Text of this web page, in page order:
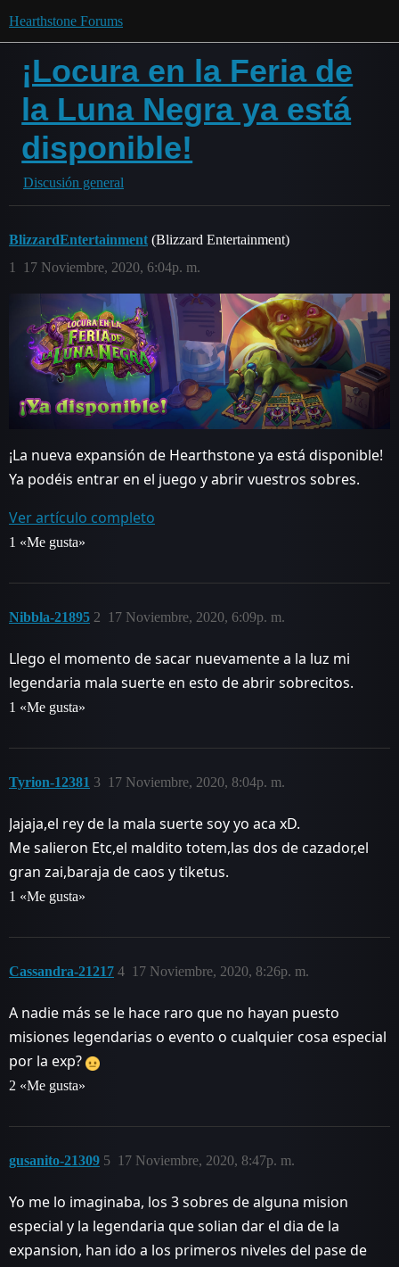
Hearthstone Forums
¡Locura en la Feria de
la Luna Negra ya está
disponible!
Discusión general
BlizzardEntertainment (Blizzard Entertainment)
17 Noviembre, 2020, 6:04p. m.
1
¡La nueva expansión de Hearthstone ya está disponible!
Ya podéis entrar en el juego y abrir vuestros sobres.
Ver artículo completo
1 «Me gusta»
Nibbla-21895 17 Noviembre, 2020, 6:09p. m.
2
Llego el momento de sacar nuevamente a la luz mi
legendaria mala suerte en esto de abrir sobrecitos.
1 «Me gusta»
Tyrion-12381 17 Noviembre, 2020, 8:04p. m.
3
Jajaja,el rey de la mala suerte soy yo aca xD.
Me salieron Etc,el maldito totem,las dos de cazador,el
gran zai,baraja de caos y tiketus.
1 «Me gusta»
Cassandra-21217 17 Noviembre, 2020, 8:26p. m.
4
A nadie más se le hace raro que no hayan puesto
misiones legendarias o evento o cualquier cosa especial
por la exp?
2 «Me gusta»
gusanito-21309 17 Noviembre, 2020, 8:47p. m.
5
Yo me lo imaginaba, los 3 sobres de alguna mision
especial y la legendaria que solian dar el dia de la
expansion, han ido a los primeros niveles del pase de